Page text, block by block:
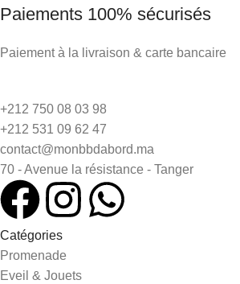
Paiements 100% sécurisés
Paiement à la livraison & carte bancaire
+212 750 08 03 98
+212 531 09 62 47
contact@monbbdabord.ma
70 - Avenue la résistance - Tanger
Catégories
Promenade
Eveil & Jouets